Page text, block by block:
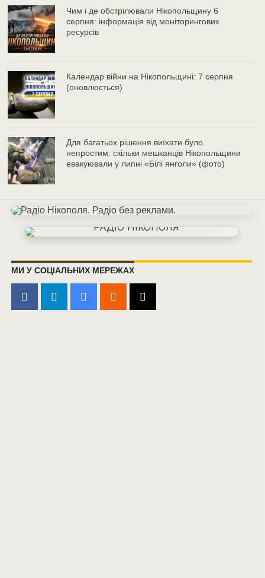
Чим і де обстрілювали Нікопольщину 6
серпня: інформація від моніторингових
ресурсів
Календар війни на Нікопольщині: 7 серпня
(оновлюється)
Для багатьох рішення виїхати було
непростим: скільки мешканців Нікопольщини
евакуювали у липні «Білі янголи» (фото)
МИ У СОЦІАЛЬНИХ МЕРЕЖАХ